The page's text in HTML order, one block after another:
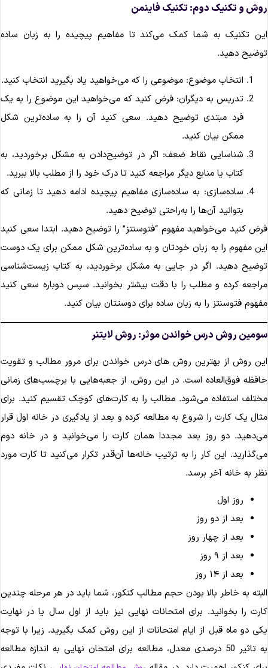
و تکنیک دوم: تکنیک فاینمن
تکنیک به شما کمک می‌کند تا مفاهیم پیچیده را به زبان ساده
دهید.
انتخاب موضوع: موضوعی را که می‌خواهید یاد بگیرید انتخاب کنید.
تدریس به دیگران: فرض کنید که می‌خواهید این موضوع را به یک
فرد مبتدی توضیح دهید. سعی کنید آن را به ساده‌ترین شکل
ممکن بیان کنید.
شناسایی نقاط ضعف: اگر در توضیح‌دادن به مشکل برخوردید، به
کتاب یا منابع دیگر مراجعه کنید تا درک خود را از مطلب بالا ببرید.
ساده‌سازی: به ساده‌سازی مفاهیم پیچیده ادامه دهید تا زمانی که
بتوانید آن‌ها را به‌راحتی توضیح دهید.
کنید می‌خواهید مفهوم “فتوسنتز” را توضیح دهید. ابتدا سعی کنید
مفهوم را به زبان خودتان و به ساده‌ترین شکل ممکن برای یک دوست
دهید. اگر در جایی به مشکل برخوردید، به کتاب زیست‌شناسی
کرده و مطلب را با دقت بیشتر بخوانید. سپس دوباره سعی کنید
فتوسنتز را به زبان ساده برای دوستتان بیان کنید.
روش درس خواندن موثر: روش لایتنر
روش از بهترین روش های درس خواندن برای مرور مطالب و تقویت
فوق‌العاده است. در این روش، از جعبه‌هایی با برچسب‌های زمانی
استفاده می‌شود. مطالب را به کارت‌های کوچک تقسیم کنید. برای
یک کارت را شروع به مطالعه کرده و بعد از یادگیری در خانه اول قرار
دو روز بعد مجددا همان کارت را می‌خوانید و در خانه دوم
این کار را به ترتیب خانه‌ها آن‌قدر تکرار می‌کنید تا کارت مورد
به خانه آخر برسد.
روز اول
بعد از دو روز
بعد از چهار روز
بعد از ۹ روز
بعد از ۱۴ روز
به خاطر بالا بودن حجم مطالب کنکور، شما باید در هر مرحله چندین
را بخوانید. برای امتحانات نهایی نیز باید از اول سال یا در نهایت
دو ماه قبل از ایام امتحانات از این روش کمک بگیرید. زیرا با توجه
به تاثیر 50 درصدی معدل، مطالعه برای امتحان نهایی به اندازه مطالعه